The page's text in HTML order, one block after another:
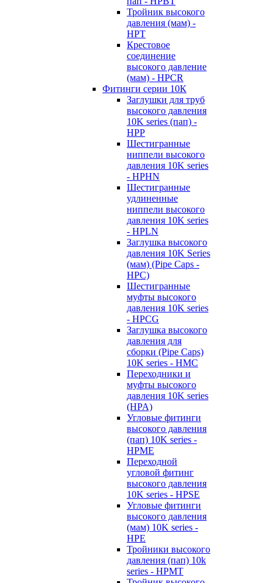
Тройник высокого
давления (мам) -
HPT
Крестовое
соединение
высокого давление
(мам) - HPCR
Фитинги серии 10К
Заглушки для труб
высокого давления
10K series (пап) -
HPP
Шестигранные
ниппели высокого
давления 10K series
- HPHN
Шестигранные
удлиненные
ниппели высокого
давления 10K series
- HPLN
Заглушка высокого
давления 10K Series
(мам) (Pipe Caps -
HPC)
Шестигранные
муфты высокого
давления 10K series
- HPCG
Заглушка высокого
давления для
сборки (Pipe Caps)
10K series - HMC
Переходники и
муфты высокого
давления 10K series
(HPA)
Угловые фитинги
высокого давления
(пап) 10K series -
HPME
Переходной
угловой фитинг
высокого давления
10K series - HPSE
Угловые фитинги
высокого давления
(мам) 10K series -
HPE
Тройники высокого
давления (пап) 10k
series - HPMT